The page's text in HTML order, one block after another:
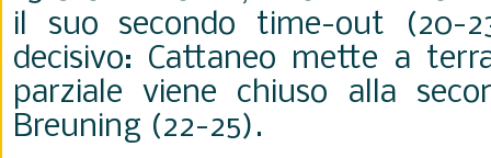
il suo secondo time-out (20-
decisivo: Cattaneo mette a
parziale viene chiuso alla
Breuning (22-25).